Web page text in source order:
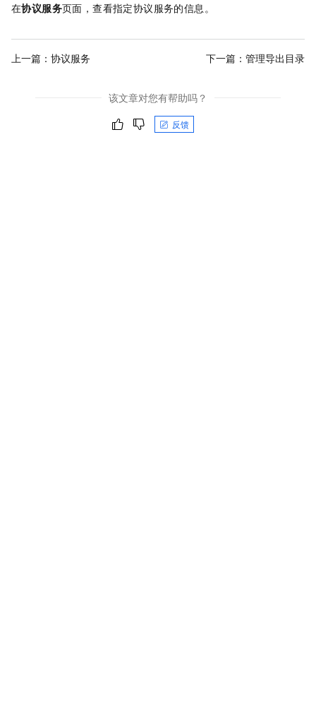
在协议服务页面，查看指定协议服务的信息。
上一篇： 协议服务 下一篇： 管理导出目录
该文章对您有帮助吗？
反馈